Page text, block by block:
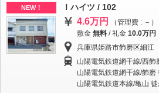
NEW！ Ｉハイツ / 102
4.6万円
（管理費 : －）
敷金 無料 /礼金 10.0万円
兵庫県姫路市飾磨区細江
山陽電気鉄道網干線/西飾
山陽電気鉄道網干線/飾磨
山陽電気鉄道本線/亀山